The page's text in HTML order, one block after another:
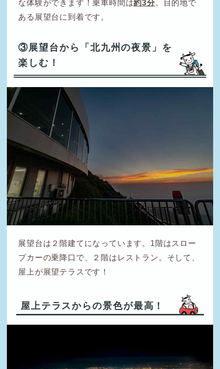
な体験ができます！乗車時間は約3分。目的地で
ある展望台に到着です。
③展望台から「北九州の夜景」を
楽しむ！
展望台は２階建てになっています。1階はスロー
プカーの乗降口で、２階はレストラン。そして、
屋上が展望テラスです！
屋上テラスからの景色が最高！